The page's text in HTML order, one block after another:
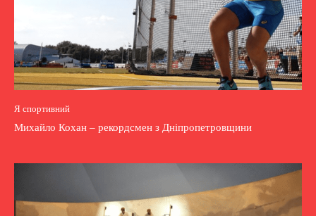
Я спортивний
Михайло Кохан – рекордсмен з Дніпропетровщини